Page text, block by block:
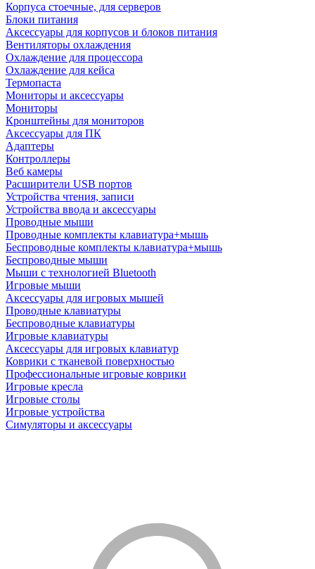
Корпуса стоечные, для серверов
Блоки питания
Аксессуары для корпусов и блоков питания
Вентиляторы охлаждения
Охлаждение для процессора
Охлаждение для кейса
Термопаста
Мониторы и аксессуары
Мониторы
Кронштейны для мониторов
Аксессуары для ПК
Адаптеры
Контроллеры
Веб камеры
Расширители USB портов
Устройства чтения, записи
Устройства ввода и аксессуары
Проводные мыши
Проводные комплекты клавиатура+мышь
Беспроводные комплекты клавиатура+мышь
Беспроводные мыши
Мыши с технологией Bluetooth
Игровые мыши
Аксессуары для игровых мышей
Проводные клавиатуры
Беспроводные клавиатуры
Игровые клавиатуры
Аксессуары для игровых клавиатур
Коврики с тканевой поверхностью
Профессиональные игровые коврики
Игровые кресла
Игровые столы
Игровые устройства
Симуляторы и аксессуары